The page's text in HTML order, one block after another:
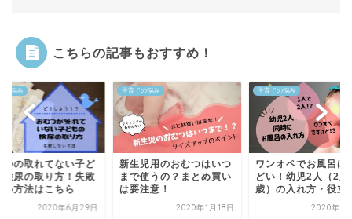
こちらの記事もおすすめ！
の悩み
児用のおむつはいつ
使うの？まとめ買い
注意！
2020年1月18日
子育ての悩み
ワンオペでお風呂はしん
どい！幼児2人（2歳＆0
歳）の入れ方・役立つ...
2020年5月18日
子育ての悩み